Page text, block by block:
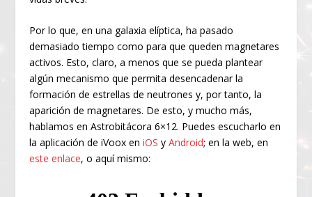
Por lo que, en una galaxia elíptica, ha pasado
demasiado tiempo como para que queden magnetares
activos. Esto, claro, a menos que se pueda plantear
algún mecanismo que permita desencadenar la
formación de estrellas de neutrones y, por tanto, la
aparición de magnetares. De esto, y mucho más,
hablamos en Astrobitácora 6×12. Puedes escucharlo en
la aplicación de iVoox eniOS yAndroid; en la web, en
este enlace, o aquí mismo: